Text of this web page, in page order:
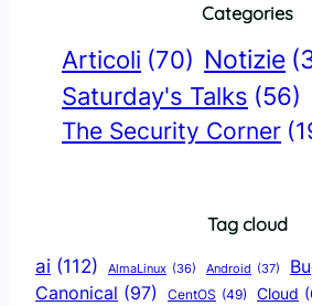
Categories
Articoli (70) Notizie
Saturday's Talks (56)
The Security Corner
Tag cloud
ai (112) AlmaLinux (36) Android (37)
Canonical (97) CentOS (49) Cloud